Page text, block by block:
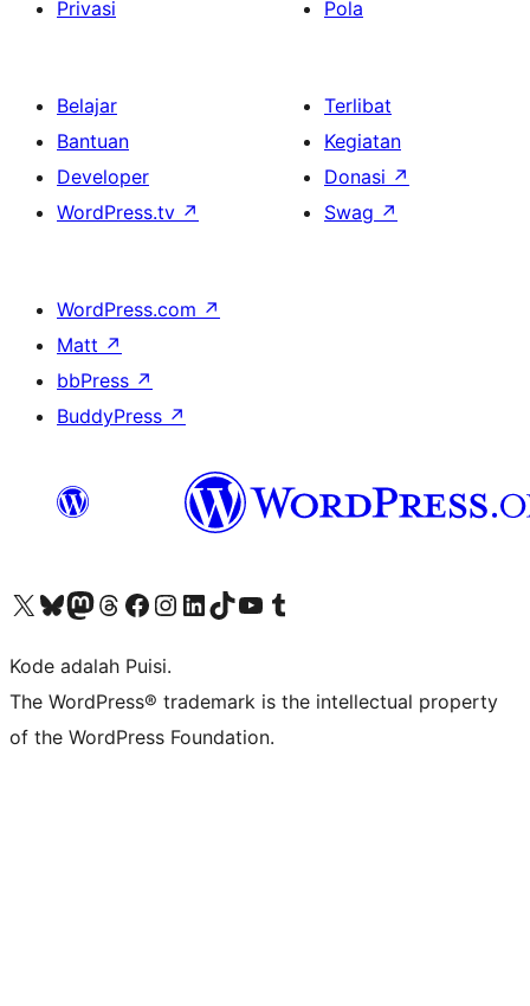
Privasi
Pola
Belajar
Bantuan
Developer
WordPress.tv ↗
Terlibat
Kegiatan
Donasi ↗
Swag ↗
WordPress.com ↗
Matt ↗
bbPress ↗
BuddyPress ↗
Kunjungi akun X (sebelumnya Twitter) kamiVisit our Bluesky account
Kunjungi akun Mastodon kami
Visit our Threads account
Kunjungi halaman Facebook kamiKunjungi akun Instagram kamiKunjungi akun LinkedIn kami
Visit our TikTok account
Kunjungi channel YouTube kamiVisit our Tumblr account
Kode adalah Puisi.
The WordPress® trademark is the intellectual property
of the WordPress Foundation.